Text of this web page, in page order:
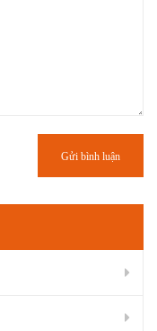
Gửi bình luận